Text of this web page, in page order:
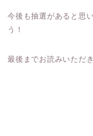
今後も抽選があると思
う！
最後までお読みいただ